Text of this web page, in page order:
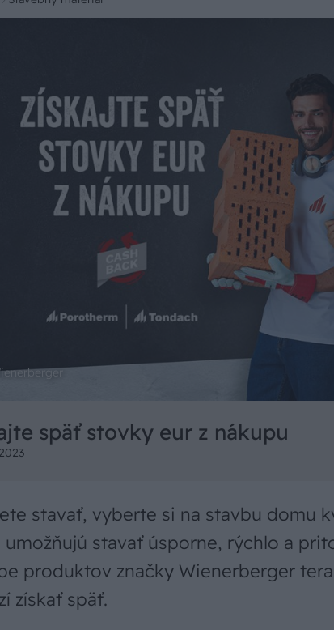
späť stovky eur z nákupu
stavať, vyberte si na stavbu domu
stavať úsporne, rýchlo a
produktov značky Wienerberger
získať späť.